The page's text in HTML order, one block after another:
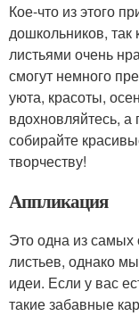
Кое-что из этого
дошкольников, так
листьями очень
смогут немного
уюта, красоты,
вдохновляйтесь, а
собирайте
творчеству!
Аппликация
Это одна из самых
листьев, однако
идеи. Если у вас
такие забавные